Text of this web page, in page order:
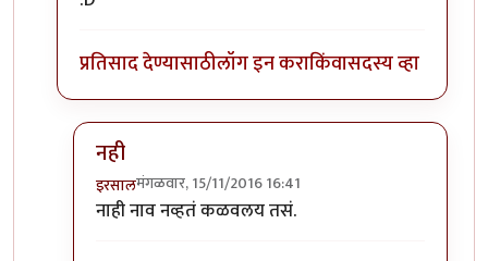
प्रतिसाद देण्यासाठीलॉग इन कराकिंवासदस्य व्हा
नही
इरसालमंगळवार, 15/11/2016 16:41
In reply toमाझं नाव होतं की नव्हतं खाली?
नाही नाव नव्हतं कळवलय तसं.